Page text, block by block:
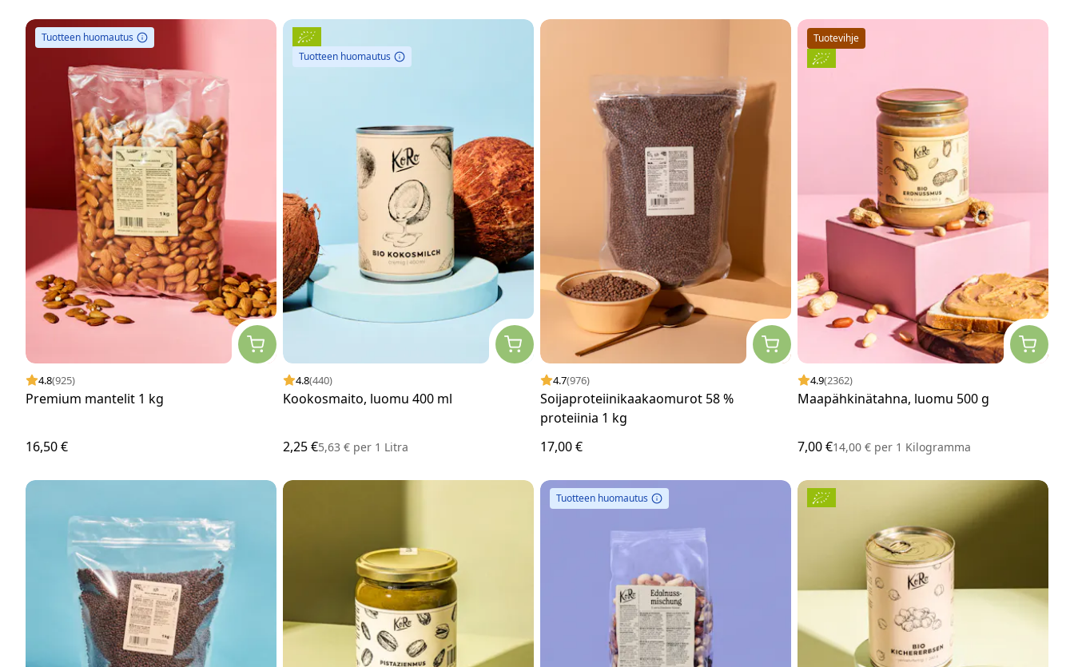
Tuotteen huomautus
4.8(925)
Premium mantelit 1 kg
16,50 €
Tuotteen huomautus
4.8(440)
Kookosmaito, luomu 400 ml
2,25 €5,63 € per 1 Litra
4.7(976)
Soijaproteiinikaakaomurot 58 %
proteiinia 1 kg
17,00 €
Tuotevihje
4.9(2362)
Maapähkinätahna, luomu 500 g
7,00 €14,00 € per 1 Kilogramma
Tuotteen huomautus